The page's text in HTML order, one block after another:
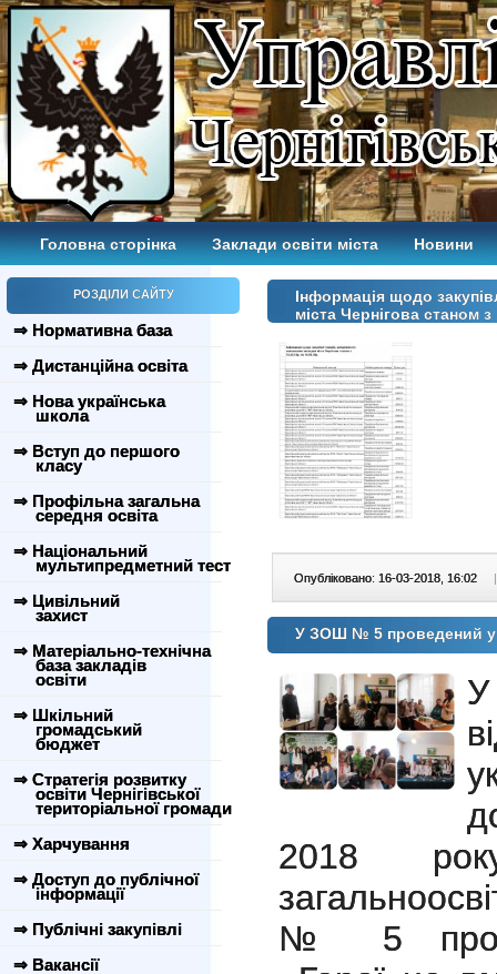
Головна сторінка Заклади освіти міста Новини
РОЗДІЛИ САЙТУ
⇒ Нормативна база
⇒ Дистанційна освіта
⇒ Нова українська
школа
⇒ Вступ до першого
класу
⇒ Профільна загальна
середня освіта
⇒ Національний
мультипредметний тест
⇒ Цивільний
захист
⇒ Матеріально-технічна
база закладів
освіти
⇒ Шкільний
громадський
бюджет
⇒ Стратегія розвитку
освіти Чернігівської
територіальної громади
⇒ Харчування
⇒ Доступ до публічної
інформації
⇒ Публічні закупівлі
⇒ Вакансії
Інформація щодо
міста Чернігова станом
Опубліковано: 16-03-2018, 16:02 |
У ЗОШ № 5 проведений
2018
№ 5